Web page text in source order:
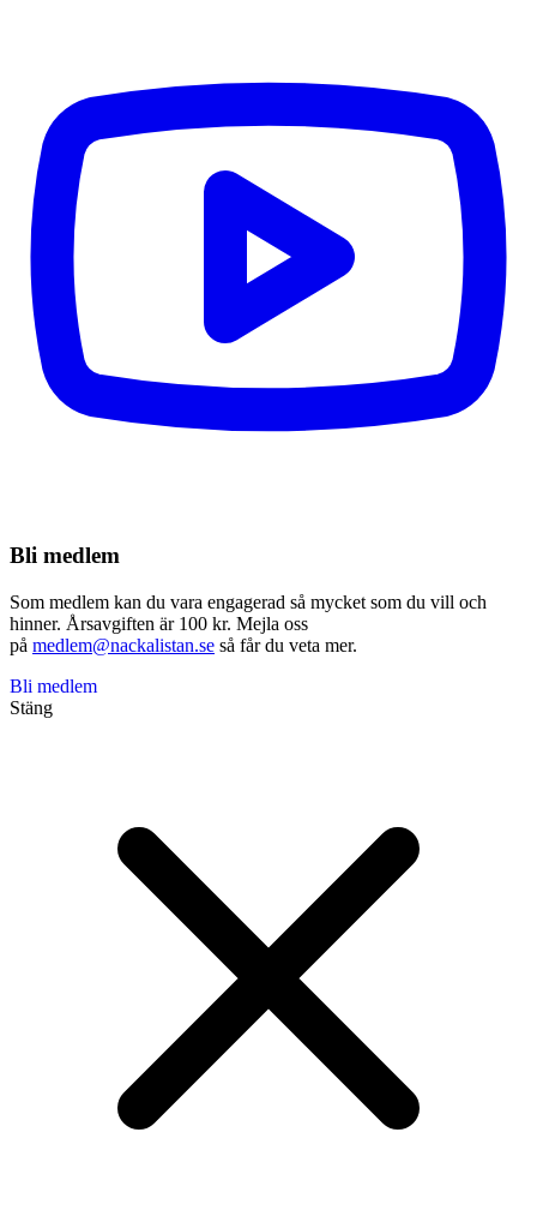
Bli medlem
Som medlem kan du vara engagerad så mycket som du vill och
hinner. Årsavgiften är 100 kr. Mejla oss
på medlem@nackalistan.se så får du veta mer.
Bli medlem
Stäng